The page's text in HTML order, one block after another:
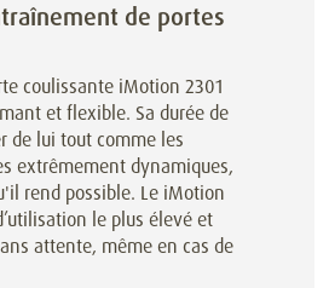
de portes
coulissante iMotion 2301
et flexible. Sa durée de
de lui tout comme les
extrêmement dynamiques,
rend possible. Le iMotion
le plus élevé et
attente, même en cas de